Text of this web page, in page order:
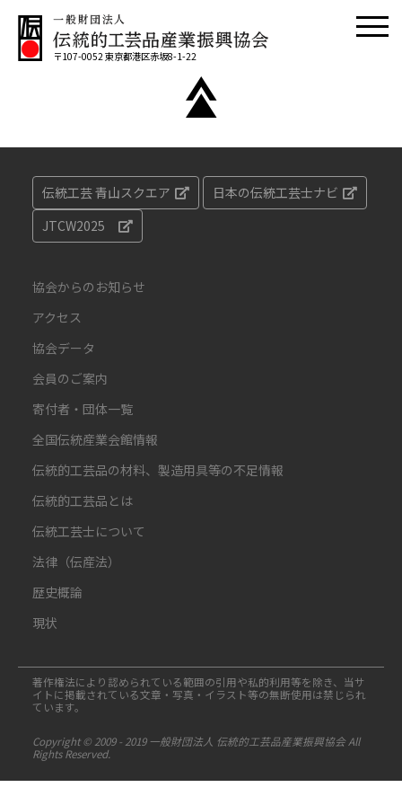
〒107-0052 東京都港区赤坂8-1-22
伝統工芸 青山スクエア
日本の伝統工芸士ナビ
JTCW2025
協会からのお知らせ
アクセス
協会データ
会員のご案内
寄付者・団体一覧
全国伝統産業会館情報
伝統的工芸品の材料、製造用具等の不足情報
伝統的工芸品とは
伝統工芸士について
法律（伝産法）
歴史概論
現状
著作権法により認められている範囲の引用や私的利用等を除き、当サ
イトに掲載されている文章・写真・イラスト等の無断使用は禁じられ
ています。
Copyright © 2009 - 2019 一般財団法人 伝統的工芸品産業振興協会 All
Rights Reserved.